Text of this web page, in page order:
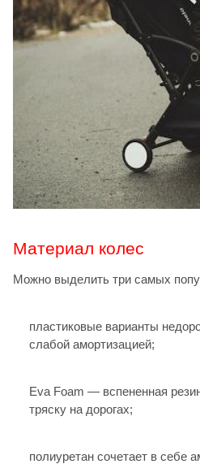
Материал колес
Можно выделить три самых
пластиковые варианты
слабой амортизацией;
Eva Foam — вспененная
тряску на дорогах;
полиуретан сочетает в себе